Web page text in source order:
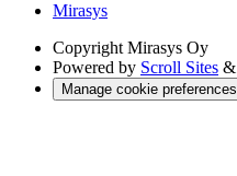
Mirasys
Copyright Mirasys Oy
Powered by Scroll Sites &
Manage cookie preferences